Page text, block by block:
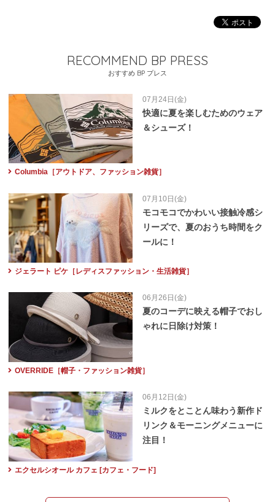
RECOMMEND BP PRESS
おすすめ BP プレス
07月24日(金)
快適に夏を楽しむためのウェア
＆シューズ！
Columbia［アウトドア、ファッション雑貨］
07月10日(金)
モコモコでかわいい接触冷感シ
リーズで、夏のおうち時間をク
ールに！
ジェラート ピケ［レディスファッション・生活雑貨］
06月26日(金)
夏のコーデに映える帽子でおし
ゃれに日除け対策！
OVERRIDE［帽子・ファッション雑貨］
06月12日(金)
ミルクをとことん味わう新作ド
リンク＆モーニングメニューに
注目！
エクセルシオール カフェ [カフェ・フード]